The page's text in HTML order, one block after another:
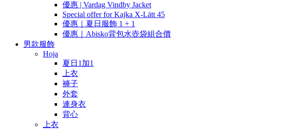
優惠 | Vardag Vindby Jacket
Special offer for Kajka X-Lätt 45
優惠｜夏日服飾 1 + 1
優惠｜Abisko背包水壺袋組合價
男款服飾
Hoja
夏日1加1
上衣
褲子
外套
連身衣
背心
上衣